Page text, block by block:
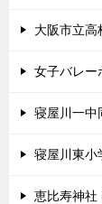
大阪市立高
女子バレー
寝屋川一中
寝屋川東小
恵比寿神社